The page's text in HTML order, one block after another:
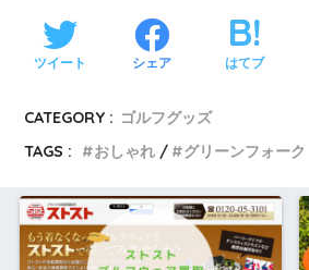
ツイート シェア はてブ
CATEGORY : ゴルフグッズ
TAGS :
おしゃれ グリーンフォーク